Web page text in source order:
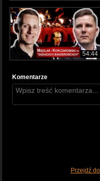
54:44
Komentarze
Przejdź